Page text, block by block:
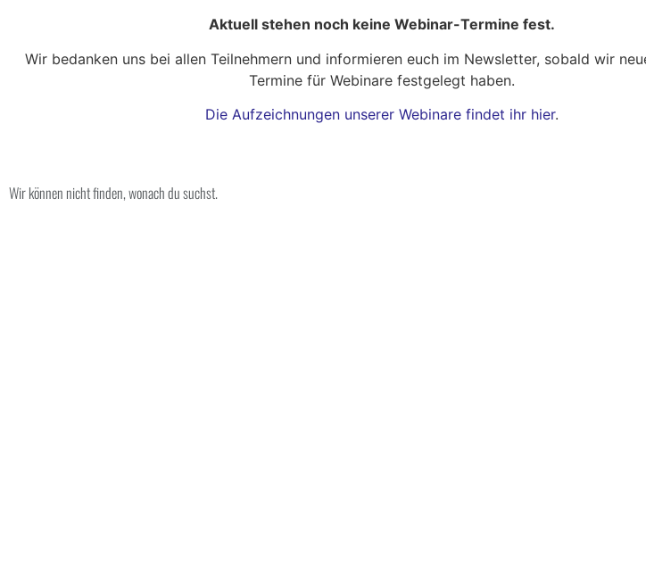
Aktuell stehen noch keine Webinar-Termine fest.
Wir bedanken uns bei allen Teilnehmern und informieren euch im Newsletter, sobald wir
Termine für Webinare festgelegt haben.
Die Aufzeichnungen unserer Webinare findet ihr hier.
Wir können nicht finden, wonach du suchst.